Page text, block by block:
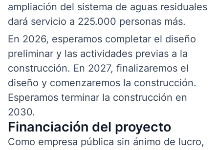
ampliación del sistema de aguas residuales
dará servicio a 225.000 personas más.
En 2026, esperamos completar el diseño
preliminar y las actividades previas a la
construcción. En 2027, finalizaremos el
diseño y comenzaremos la construcción.
Esperamos terminar la construcción en
2030.
Financiación del proyecto
Como empresa pública sin ánimo de lucro,